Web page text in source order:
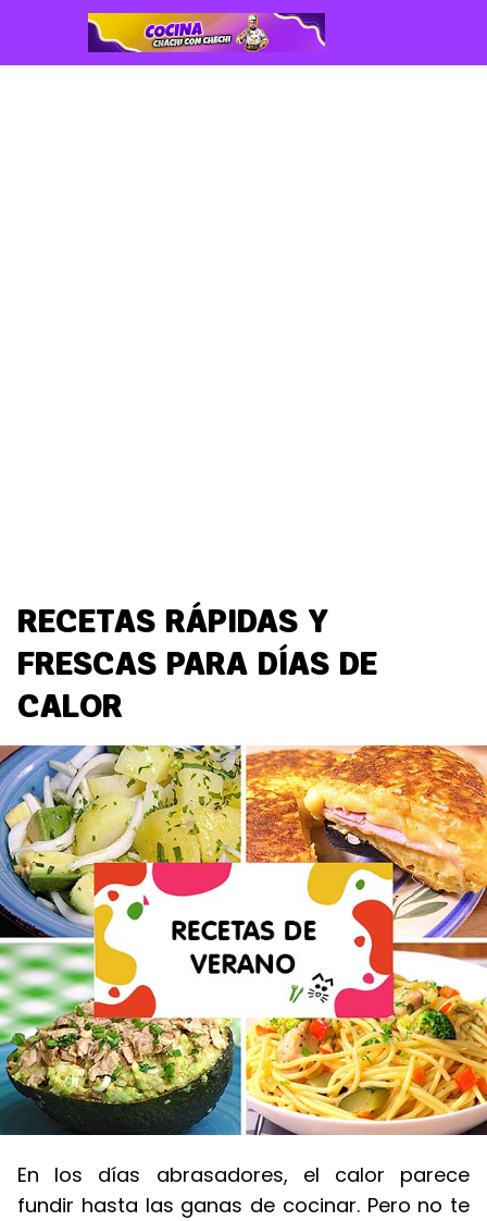
RECETAS RÁPIDAS Y
FRESCAS PARA DÍAS DE
CALOR
En los días abrasadores, el calor parece
fundir hasta las ganas de cocinar. Pero no te